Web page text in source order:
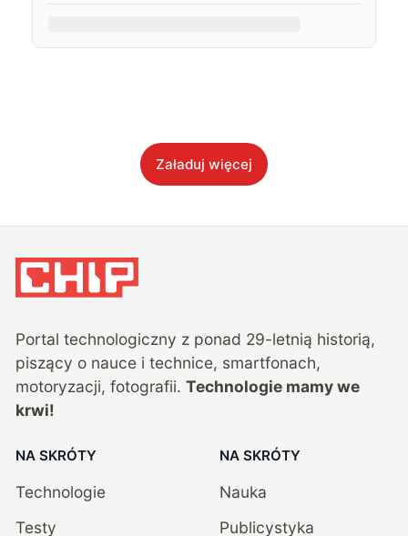
Załaduj więcej
Portal technologiczny z ponad 29-letnią historią,
piszący o nauce i technice, smartfonach,
motoryzacji, fotografii. Technologie mamy we
krwi!
NA SKRÓTY
Technologie
Testy
NA SKRÓTY
Nauka
Publicystyka